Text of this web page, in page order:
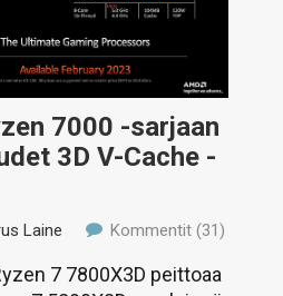
7000 -sarjaan
3D V-Cache -
Laine Kommentit (31)
7 7800X3D peittoaa